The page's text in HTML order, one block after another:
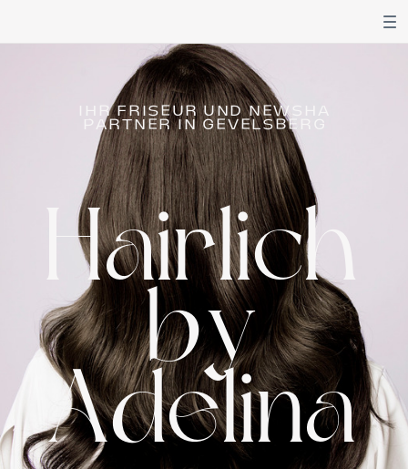
Hairlich
by
Adelina
IHR FRISEUR UND NEWSHA
PARTNER IN GEVELSBERG